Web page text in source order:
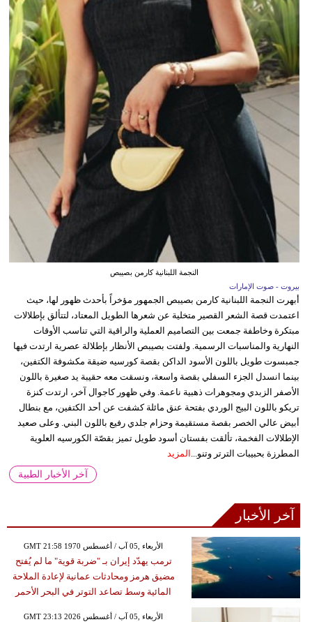
النجمة اللبنانية كارمن بصيبص
بيروت - صوت الإمارات
أبهرت النجمة اللبنانية كارمن بصيبص الجمهور مؤخراً بأحدث ظهور لها، حيث
اعتمدت قصة الشعر القصير متخلية عن شعرها الطويل المعتاد، لتتألق بإطلالات
مبتكرة وخاطفة جمعت بين التصاميم العملية والراقية التي تناسب الأوقات
النهارية والمناسبات الرسمية. ولفتت بصيبص الأنظار بإطلالة عصرية ارتدت فيها
جمبسوت طويل باللون الأسود الداكن بقصة كورسيه ضيقة مكشوفة الكتفين،
بينما انسدل الجزء السفلي بقصة واسعة، ونسقت معه حقيبة يد صغيرة باللون
الأصفر الزبدي ومجوهرات ذهبية ناعمة. وفي ظهور كاجوال آخر، ارتدت كنزة
تريكو باللون البيج الوردي بفتحة عنق مائلة كشفت عن أحد الكتفين، مع بنطال
أبيض عالي الخصر بقصة مستقيمة وحزام جلدي رفيع باللون البني. وعلى صعيد
الإطلالات الفخمة، تألقت بفستان أسود طويل تميز بقصّة الكورسيه العلوية
المطرزة بحبيبات الترتر وتنو... المزيد
آخر الأخبار الطبية
آخر الأخبار
GMT 21:58 1970 الأربعاء ,05 آب / أغسطس
ترمب يهدّد إيران بـ "ضربة قوية" ما لم يُفتح
مضيق هرمز ومحادثات عمانية لإعادة الملاحة
المائية وسط تصاعد التوتر في البحر الأحمر
GMT 23:13 2026 الأربعاء ,05 آب / أغسطس